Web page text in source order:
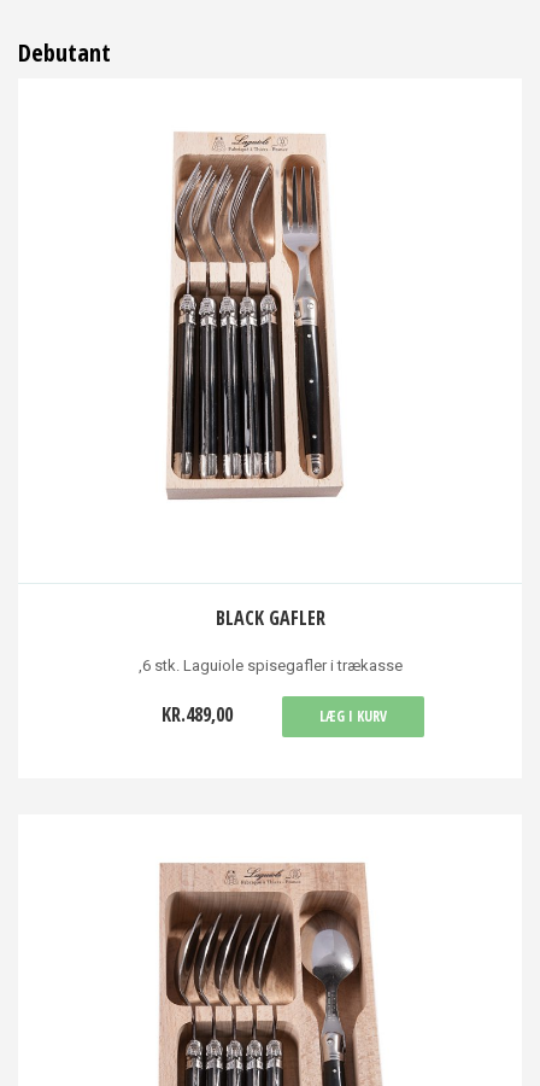
Debutant
BLACK GAFLER
,6 stk. Laguiole spisegafler i trækasse
KR.489,00 LÆG I KURV